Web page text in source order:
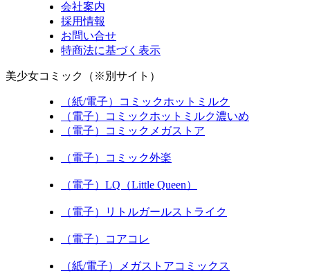
会社案内
採用情報
お問い合せ
特商法に基づく表示
美少女コミック（※別サイト）
（紙/電子）コミックホットミルク
（電子）コミックホットミルク濃いめ
（電子）コミックメガストア
（電子）コミック外楽
（電子）LQ（Little Queen）
（電子）リトルガールストライク
（電子）コアコレ
（紙/電子）メガストアコミックス